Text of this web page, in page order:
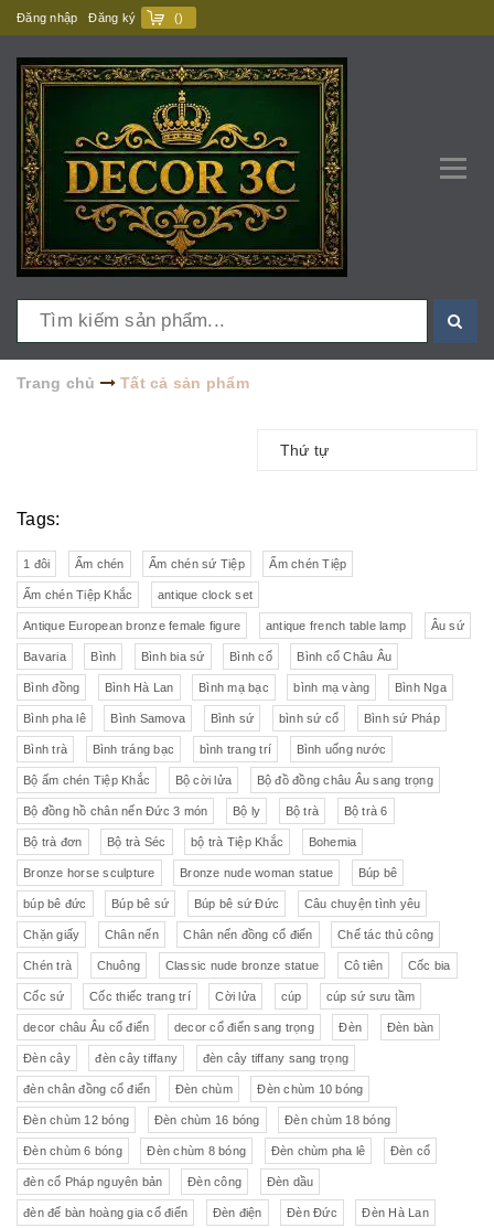
Đăng nhập Đăng ký ()
Trang chủ Tất cả sản phẩm
Thứ tự
Tags:
1 đôi Ấm chén Ấm chén sứ Tiệp Ấm chén Tiệp
Ấm chén Tiệp Khắc antique clock set
Antique European bronze female figure antique french table lamp Âu sứ
Bavaria Bình Bình bia sứ Bình cổ Bình cổ Châu Âu
Bình đồng Bình Hà Lan Bình mạ bạc bình mạ vàng Bình Nga
Bình pha lê Bình Samova Bình sứ bình sứ cổ Bình sứ Pháp
Bình trà Bình tráng bạc bình trang trí Bình uống nước
Bộ ấm chén Tiệp Khắc Bộ cời lửa Bộ đồ đồng châu Âu sang trọng
Bộ đồng hồ chân nến Đức 3 món Bộ ly Bộ trà Bộ trà 6
Bộ trà đơn Bộ trà Séc bộ trà Tiệp Khắc Bohemia
Bronze horse sculpture Bronze nude woman statue Búp bê
búp bê đức Búp bê sứ Búp bê sứ Đức Câu chuyện tình yêu
Chặn giấy Chân nến Chân nến đồng cổ điển Chế tác thủ công
Chén trà Chuông Classic nude bronze statue Cô tiên Cốc bia
Cốc sứ Cốc thiếc trang trí Cời lửa cúp cúp sứ sưu tầm
decor châu Âu cổ điển decor cổ điển sang trọng Đèn Đèn bàn
Đèn cây đèn cây tiffany đèn cây tiffany sang trọng
đèn chân đồng cổ điển Đèn chùm Đèn chùm 10 bóng
Đèn chùm 12 bóng Đèn chùm 16 bóng Đèn chùm 18 bóng
Đèn chùm 6 bóng Đèn chùm 8 bóng Đèn chùm pha lê Đèn cổ
đèn cổ Pháp nguyên bản Đèn công Đèn dầu
đèn để bàn hoàng gia cổ điển Đèn điện Đèn Đức Đèn Hà Lan